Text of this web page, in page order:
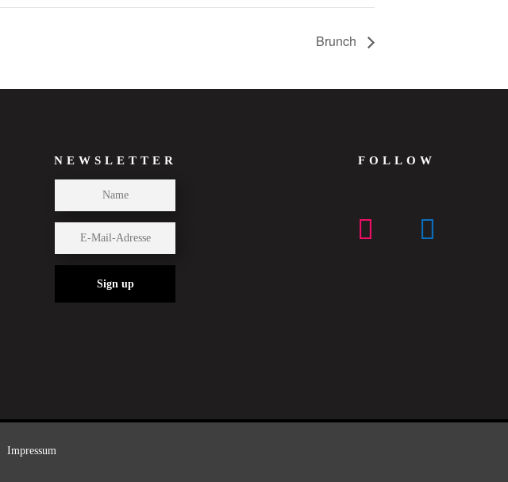
Brunch
NEWSLETTER
Sign up
FOLLOW
Impressum